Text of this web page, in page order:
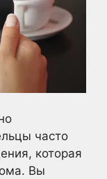
часто
которая
Вы